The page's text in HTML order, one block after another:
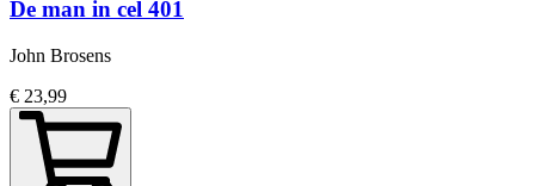
De man in cel 401
John Brosens
€ 23,99